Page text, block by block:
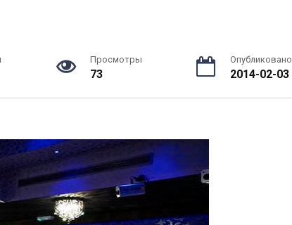
Просмотры
73
Опубликовано
2014-02-03